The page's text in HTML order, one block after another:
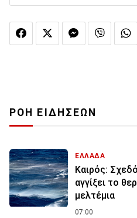
ΡΟΗ ΕΙΔΗΣΕΩΝ
ΕΛΛΑΔΑ
Καιρός:
αγγίξει το
μελτέμια
07:00